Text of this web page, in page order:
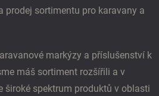
prodej sortimentu pro karavany a
markýzy a příslušenství k
máš sortiment rozšířili a v
široké spektrum produktů v oblasti